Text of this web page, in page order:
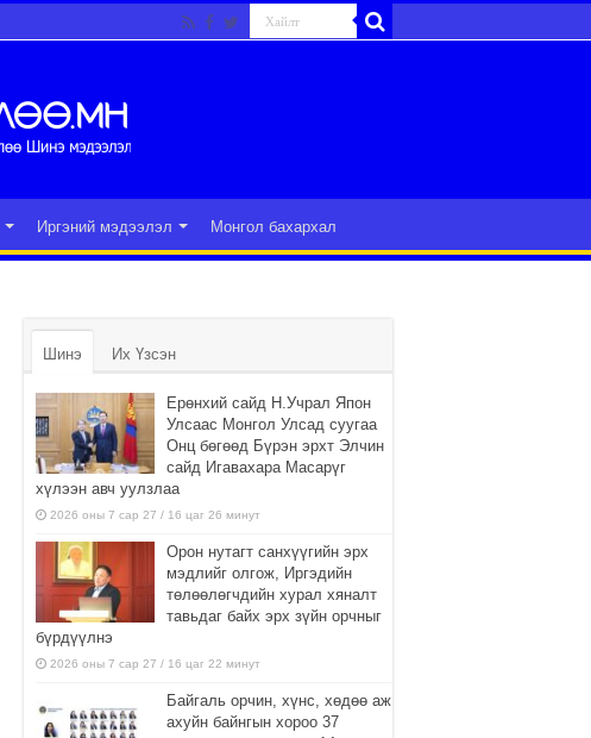
Иргэний мэдээлэл Монгол бахархал
Шинэ Их Үзсэн
Ерөнхий сайд Н.Учрал Япон
Улсаас Монгол Улсад суугаа
Онц бөгөөд Бүрэн эрхт Элчин
сайд Игавахара Масарүг
хүлээн авч уулзлаа
2026 оны 7 сар 27 / 16 цаг 26 минут
Орон нутагт санхүүгийн эрх
мэдлийг олгож, Иргэдийн
төлөөлөгчдийн хурал хяналт
тавьдаг байх эрх зүйн орчныг
бүрдүүлнэ
2026 оны 7 сар 27 / 16 цаг 22 минут
Байгаль орчин, хүнс, хөдөө аж
ахуйн байнгын хороо 37